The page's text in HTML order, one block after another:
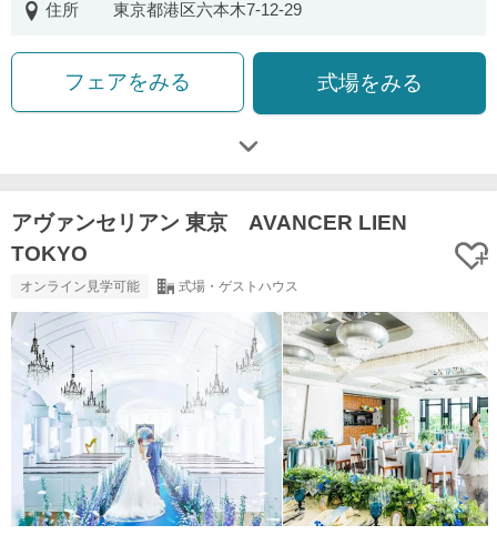
住所
東京都港区六本木7-12-29
フェアをみる 式場をみる
アヴァンセリアン 東京 AVANCER LIEN
TOKYO
オンライン見学可能 式場・ゲストハウス